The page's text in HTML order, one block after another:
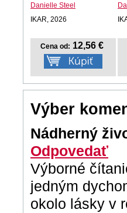
Danielle Steel
IKAR, 2026
Cena od: 12,56 €
Výber
Nádherný
Odpovedať
Výborné
jedným
okolo lásky v